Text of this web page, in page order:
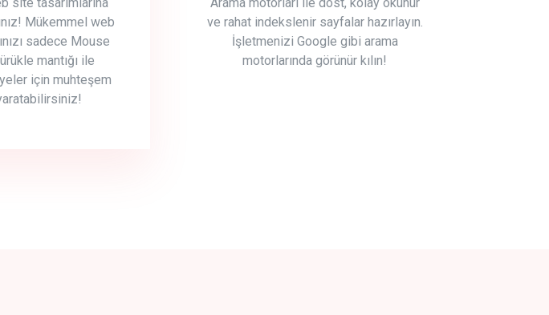
Mükemmel web
sadece Mouse
mantığı ile
için muhteşem
ve rahat indekslenir sayfalar hazırlayın.
İşletmenizi Google gibi arama
motorlarında görünür kılın!